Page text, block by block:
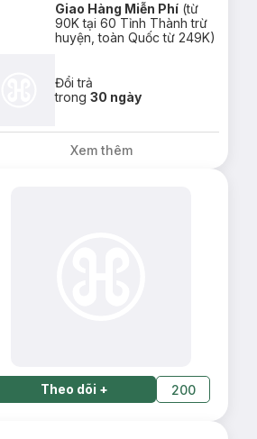
Giao Hàng Miễn Phí (từ
90K tại 60 Tỉnh Thành trừ
huyện, toàn Quốc từ 249K)
Đổi trả
trong30 ngày
Xem thêm
Theo dõi + 200